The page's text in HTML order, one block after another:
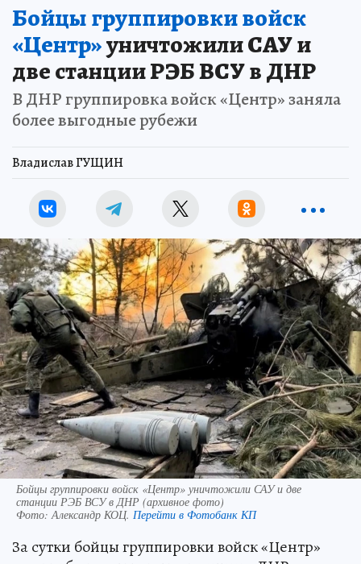
Бойцы группировки войск
«Центр»уничтожили САУ и
две станции РЭБ ВСУ в ДНР
В ДНР группировка войск «Центр» заняла
более выгодные рубежи
Владислав ГУЩИН
Бойцы группировки войск «Центр» уничтожили САУ и две
станции РЭБ ВСУ в ДНР (архивное фото)
Фото:Александр КОЦ. Перейти в Фотобанк КП
За сутки бойцы группировки войск «Центр»